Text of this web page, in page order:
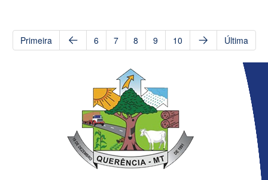
Primeira 6 7 8 9 10 Última